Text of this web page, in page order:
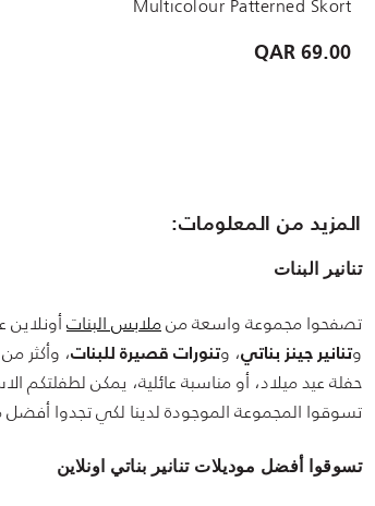
Multicolour Patterned Skort
69.00 QAR
المزيد من المعلومات:
تنانير البنات
تصفحوا مجموعة واسعة منملابس البناتأونلاين
وتنانير جينز بناتي، وتنورات قصيرة للبنات، وأكثر
حفلة عيد ميلاد، أو مناسبة عائلية، يمكن لطفلتكم
تسوقوا المجموعة الموجودة لدينا لكي تجدوا أفضل
تسوقوا أفضل موديلات تنانير بناتي اونلاين